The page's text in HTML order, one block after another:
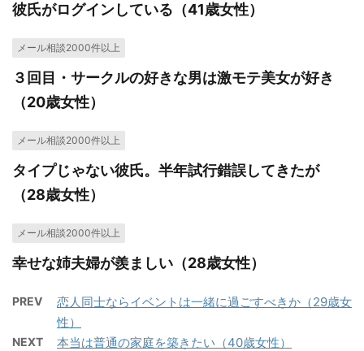
彼氏がログインしている（41歳女性）
メール相談2000件以上
３回目・サークルの好きな男は激モテ美女が好き
（20歳女性）
メール相談2000件以上
タイプじゃない彼氏。半年試行錯誤してきたが
（28歳女性）
メール相談2000件以上
幸せな姉夫婦が羨ましい（28歳女性）
PREV
恋人同士ならイベントは一緒に過ごすべきか（29歳女
性）
NEXT 本当は普通の家庭を築きたい（40歳女性）